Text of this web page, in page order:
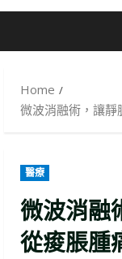
Home
微波消融術，讓靜
醫療
微波消融
從痠脹腫